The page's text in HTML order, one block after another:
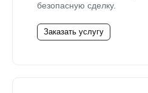
безопасную сделку.
Заказать услугу